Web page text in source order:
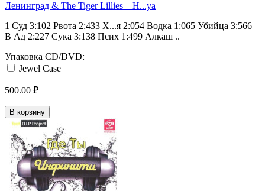
Ленинград ‎& The Tiger Lillies ‎– H...ya
1 Суд 3:102 Рвота 2:433 Х...я 2:054 Водка 1:065 Убийца 3:566
В Ад 2:227 Сука 3:138 Псих 1:499 Алкаш ..
Упаковка CD/DVD:
Jewel Case
500.00 ₽
В корзину